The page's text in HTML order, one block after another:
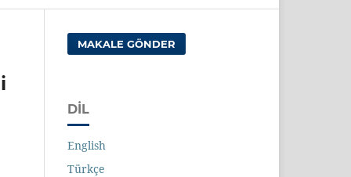
MAKALE GÖNDER
DIL
English
Türkçe